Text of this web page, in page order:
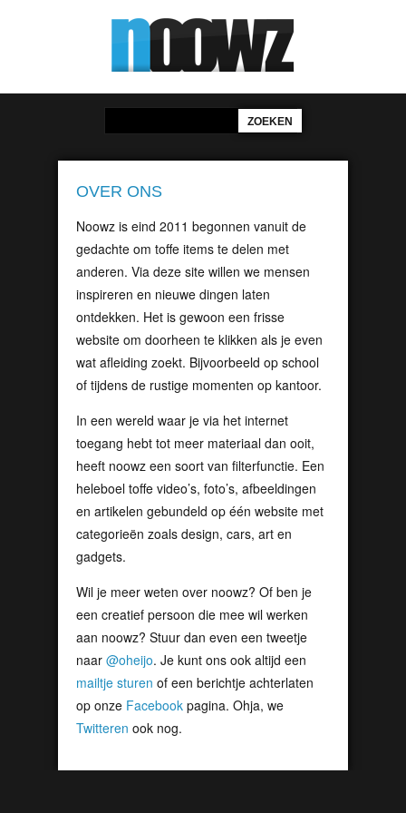
OVER ONS
Noowz is eind 2011 begonnen vanuit de
gedachte om toffe items te delen met
anderen. Via deze site willen we mensen
inspireren en nieuwe dingen laten
ontdekken. Het is gewoon een frisse
website om doorheen te klikken als je even
wat afleiding zoekt. Bijvoorbeeld op school
of tijdens de rustige momenten op kantoor.
In een wereld waar je via het internet
toegang hebt tot meer materiaal dan ooit,
heeft noowz een soort van filterfunctie. Een
heleboel toffe video’s, foto’s, afbeeldingen
en artikelen gebundeld op één website met
categorieën zoals design, cars, art en
gadgets.
Wil je meer weten over noowz? Of ben je
een creatief persoon die mee wil werken
aan noowz? Stuur dan even een tweetje
naar @oheijo. Je kunt ons ook altijd een
mailtje sturen of een berichtje achterlaten
op onze Facebook pagina. Ohja, we
Twitteren ook nog.